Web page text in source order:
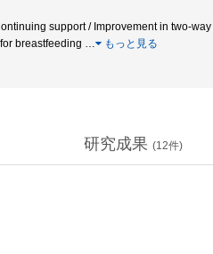
support / Improvement in two-
breastfeeding … もっと見る
研究成果 (12件)